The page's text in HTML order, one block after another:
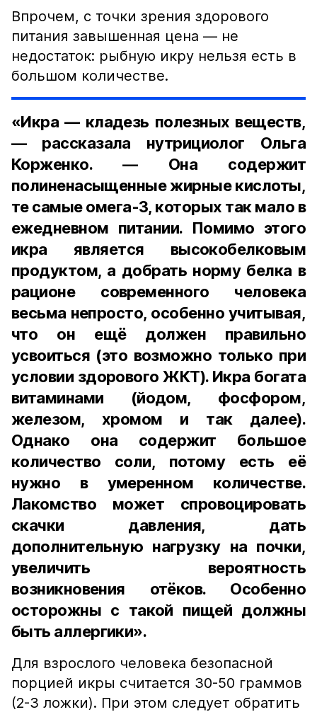
Впрочем, с точки зрения здорового
питания завышенная цена — не
недостаток: рыбную икру нельзя есть в
большом количестве.
«Икра — кладезь полезных веществ,
— рассказала нутрициолог Ольга
Корженко. — Она содержит
полиненасыщенные жирные кислоты,
те самые омега-3, которых так мало в
ежедневном питании. Помимо этого
икра является высокобелковым
продуктом, а добрать норму белка в
рационе современного человека
весьма непросто, особенно учитывая,
что он ещё должен правильно
усвоиться (это возможно только при
условии здорового ЖКТ). Икра богата
витаминами (йодом, фосфором,
железом, хромом и так далее).
Однако она содержит большое
количество соли, потому есть её
нужно в умеренном количестве.
Лакомство может спровоцировать
скачки давления, дать
дополнительную нагрузку на почки,
увеличить вероятность
возникновения отёков. Особенно
осторожны с такой пищей должны
быть аллергики».
Для взрослого человека безопасной
порцией икры считается 30-50 граммов
(2-3 ложки). При этом следует обратить